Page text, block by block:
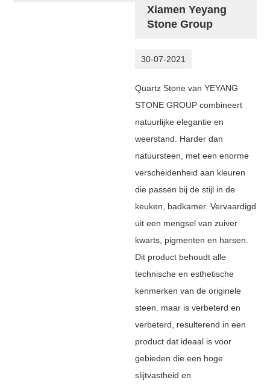
Xiamen Yeyang
Stone Group
30-07-2021
Quartz Stone van YEYANG
STONE GROUP combineert
natuurlijke elegantie en
weerstand. Harder dan
natuursteen, met een enorme
verscheidenheid aan kleuren
die passen bij de stijl in de
keuken, badkamer. Vervaardigd
uit een mengsel van zuiver
kwarts, pigmenten en harsen.
Dit product behoudt alle
technische en esthetische
kenmerken van de originele
steen. maar is verbeterd en
verbeterd, resulterend in een
product dat ideaal is voor
gebieden die een hoge
slijtvastheid en